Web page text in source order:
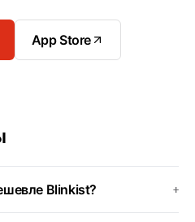
App Store
Blinkist? +